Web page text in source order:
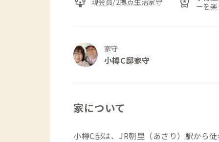
ーを
家守
小樽C邸家守
家について
小樽C邸は、JR朝里（あさり）駅から